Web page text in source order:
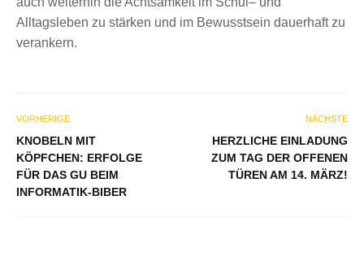
Alltagsleben zu stärken und im Bewusstsein dauerhaft zu
verankern.
VORHERIGE
KNOBELN MIT
KÖPFCHEN: ERFOLGE
FÜR DAS GU BEIM
INFORMATIK‑BIBER
NÄCHSTE
HERZLICHE EINLADUNG
ZUM TAG DER OFFENEN
TÜREN AM 14. MÄRZ!